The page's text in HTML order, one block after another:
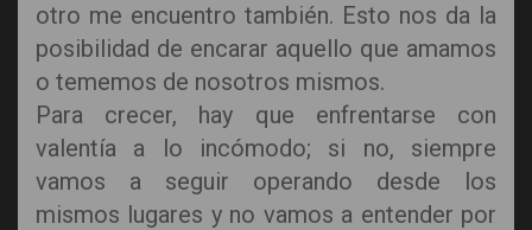
otro me encuentro también. Esto nos da la
posibilidad de encarar aquello que amamos
o tememos de nosotros mismos.
Para crecer, hay que enfrentarse con
valentía a lo incómodo; si no, siempre
vamos a seguir operando desde los
mismos lugares y no vamos a entender por